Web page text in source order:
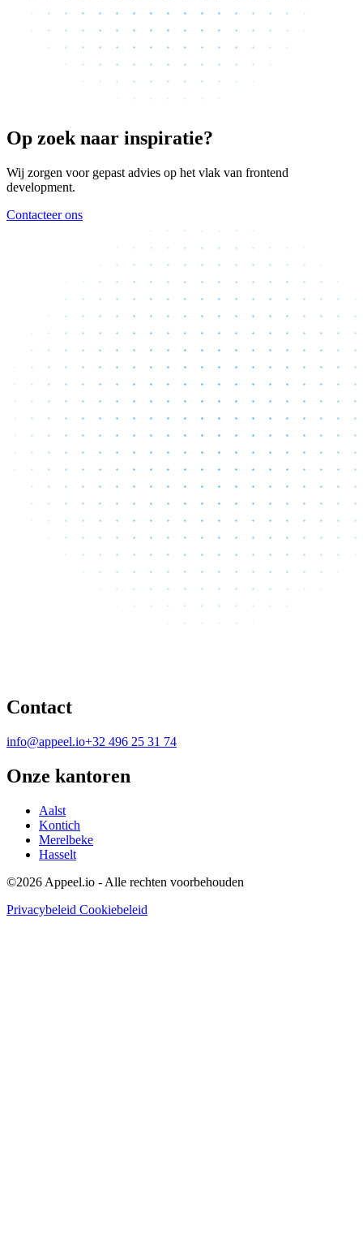
Op zoek naar inspiratie?
Wij zorgen voor gepast advies op het vlak van frontend
development.
Contacteer ons
Contact
info@appeel.io+32 496 25 31 74
Onze kantoren
Aalst
Kontich
Merelbeke
Hasselt
©2026 Appeel.io - Alle rechten voorbehouden
Privacybeleid Cookiebeleid